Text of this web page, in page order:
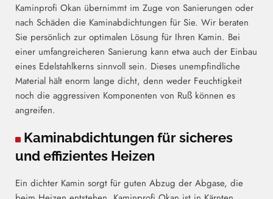
Kaminprofi Okan übernimmt im Zuge von Sanierungen oder
nach Schäden die Kaminabdichtungen für Sie. Wir beraten
Sie persönlich zur optimalen Lösung für Ihren Kamin. Bei
einer umfangreicheren Sanierung kann etwa auch der Einbau
eines Edelstahlkerns sinnvoll sein. Dieses unempfindliche
Material hält enorm lange dicht, denn weder Feuchtigkeit
noch die aggressiven Komponenten von Ruß können es
angreifen.
 Kaminabdichtungen für sicheres
und effizientes Heizen
Ein dichter Kamin sorgt für guten Abzug der Abgase, die